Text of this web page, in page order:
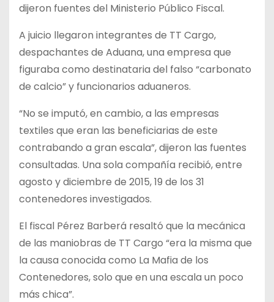
dijeron fuentes del Ministerio Público Fiscal.
A juicio llegaron integrantes de TT Cargo,
despachantes de Aduana, una empresa que
figuraba como destinataria del falso “carbonato
de calcio” y funcionarios aduaneros.
“No se imputó, en cambio, a las empresas
textiles que eran las beneficiarias de este
contrabando a gran escala”, dijeron las fuentes
consultadas. Una sola compañía recibió, entre
agosto y diciembre de 2015, 19 de los 31
contenedores investigados.
El fiscal Pérez Barberá resaltó que la mecánica
de las maniobras de TT Cargo “era la misma que
la causa conocida como La Mafia de los
Contenedores, solo que en una escala un poco
más chica”.